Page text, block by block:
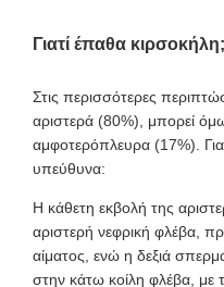
Γιατί έπαθα κιρσοκήλη;
Στις περισσότερες
αριστερά (80%), μπορεί
αμφοτερόπλευρα (17%).
υπεύθυνα:
Η κάθετη εκβολή της
αριστερή νεφρική φλέβα,
αίματος, ενώ η δεξιά
στην κάτω κοίλη φλέβα, με